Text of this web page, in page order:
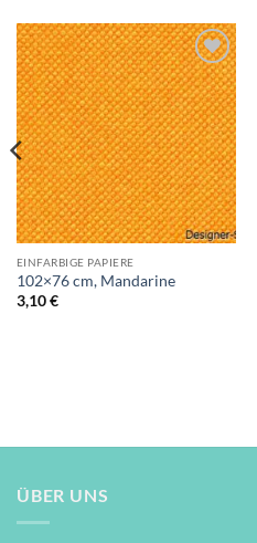
Auf die
Wunschliste
EINFARBIGE PAPIERE
102×76 cm, Mandarine
3,10€
ÜBER UNS